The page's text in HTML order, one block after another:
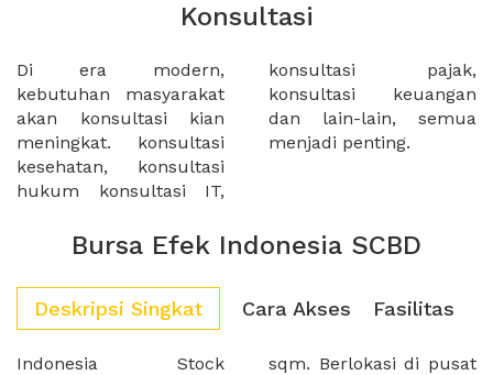
Konsultasi
Di era modern,
kebutuhan masyarakat
akan konsultasi kian
meningkat. konsultasi
kesehatan, konsultasi
hukum konsultasi IT,
konsultasi pajak,
konsultasi keuangan
dan lain-lain, semua
menjadi penting.
Bursa Efek Indonesia SCBD
Deskripsi Singkat Cara Akses Fasilitas
Indonesia Stock
sqm. Berlokasi di pusat